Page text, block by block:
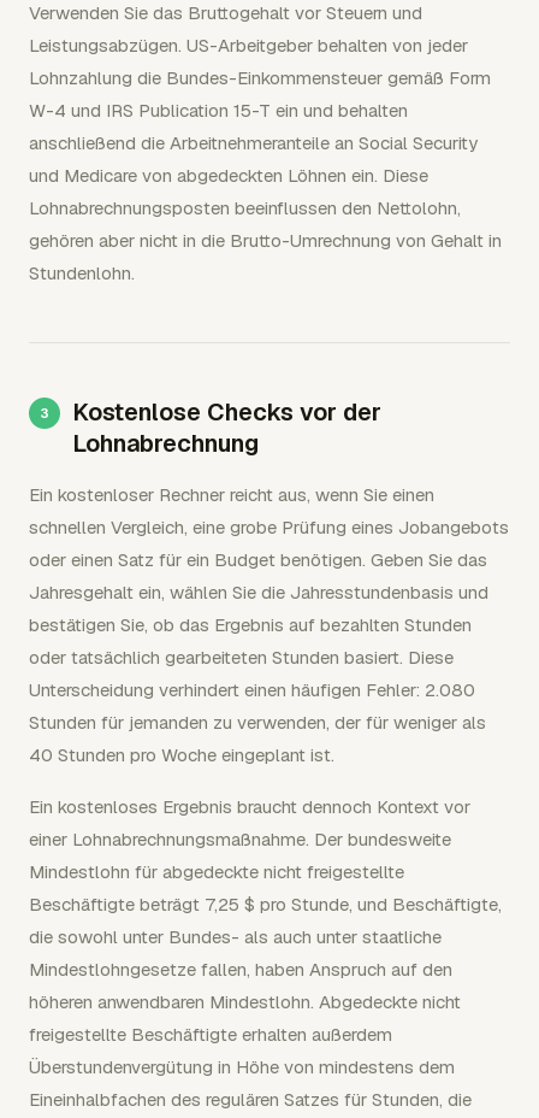
Verwenden Sie das Bruttogehalt vor Steuern und
Leistungsabzügen. US-Arbeitgeber behalten von jeder
Lohnzahlung die Bundes-Einkommensteuer gemäß Form
W-4 und IRS Publication 15-T ein und behalten
anschließend die Arbeitnehmeranteile an Social Security
und Medicare von abgedeckten Löhnen ein. Diese
Lohnabrechnungsposten beeinflussen den Nettolohn,
gehören aber nicht in die Brutto-Umrechnung von Gehalt in
Stundenlohn.
Kostenlose Checks vor der
Lohnabrechnung
Ein kostenloser Rechner reicht aus, wenn Sie einen
schnellen Vergleich, eine grobe Prüfung eines Jobangebots
oder einen Satz für ein Budget benötigen. Geben Sie das
Jahresgehalt ein, wählen Sie die Jahresstundenbasis und
bestätigen Sie, ob das Ergebnis auf bezahlten Stunden
oder tatsächlich gearbeiteten Stunden basiert. Diese
Unterscheidung verhindert einen häufigen Fehler: 2.080
Stunden für jemanden zu verwenden, der für weniger als
40 Stunden pro Woche eingeplant ist.
Ein kostenloses Ergebnis braucht dennoch Kontext vor
einer Lohnabrechnungsmaßnahme. Der bundesweite
Mindestlohn für abgedeckte nicht freigestellte
Beschäftigte beträgt 7,25 $ pro Stunde, und Beschäftigte,
die sowohl unter Bundes- als auch unter staatliche
Mindestlohngesetze fallen, haben Anspruch auf den
höheren anwendbaren Mindestlohn. Abgedeckte nicht
freigestellte Beschäftigte erhalten außerdem
Überstundenvergütung in Höhe von mindestens dem
Eineinhalbfachen des regulären Satzes für Stunden, die